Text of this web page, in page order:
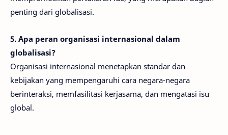
penting dari globalisasi.
5. Apa peran organisasi internasional dalam
globalisasi?
Organisasi internasional menetapkan standar dan
kebijakan yang mempengaruhi cara negara-negara
berinteraksi, memfasilitasi kerjasama, dan mengatasi isu
global.